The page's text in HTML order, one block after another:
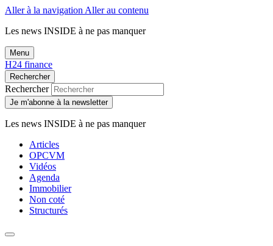
Aller à la navigation Aller au contenu
Les news INSIDE à ne pas manquer
Menu
H24 finance
Rechercher
Rechercher
Je m'abonne à la newsletter
Les news INSIDE à ne pas manquer
Articles
OPCVM
Vidéos
Agenda
Immobilier
Non coté
Structurés